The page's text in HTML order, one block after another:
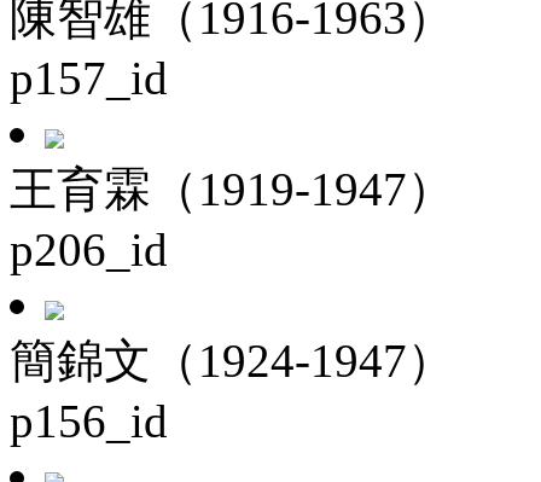
陳智雄（1916-1963）
p157_id
王育霖（1919-1947）
p206_id
簡錦文（1924-1947）
p156_id